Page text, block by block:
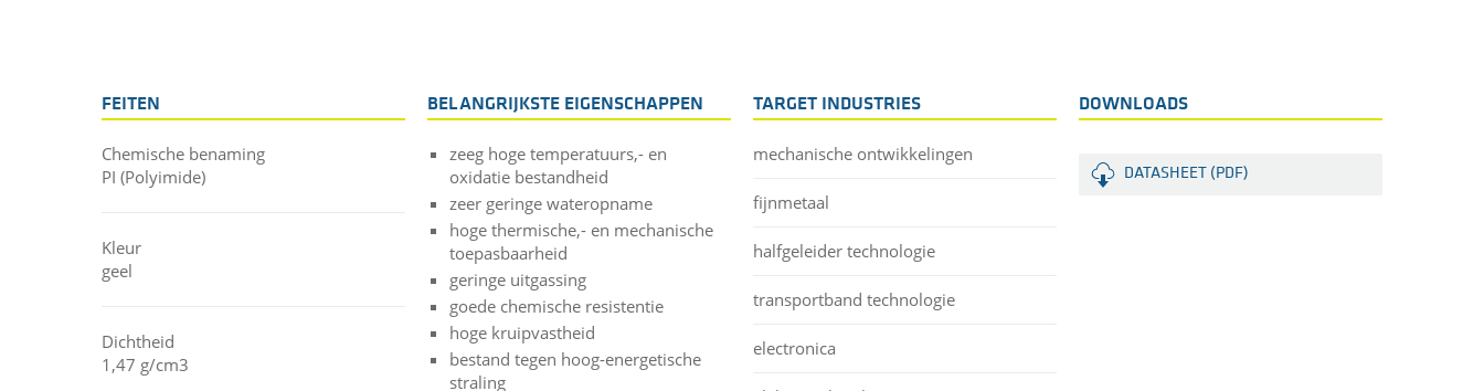
FEITEN
Chemische benaming
PI (Polyimide)
Kleur
geel
Dichtheid
1,47 g/cm3
BELANGRIJKSTE EIGENSCHAPPEN
zeeg hoge temperatuurs,- en
oxidatie bestandheid
zeer geringe wateropname
hoge thermische,- en mechanische
toepasbaarheid
geringe uitgassing
goede chemische resistentie
hoge kruipvastheid
bestand tegen hoog-energetische
straling
TARGET INDUSTRIES
mechanische ontwikkelingen
fijnmetaal
halfgeleider technologie
transportband technologie
electronica
DOWNLOADS
DATASHEET (PDF)